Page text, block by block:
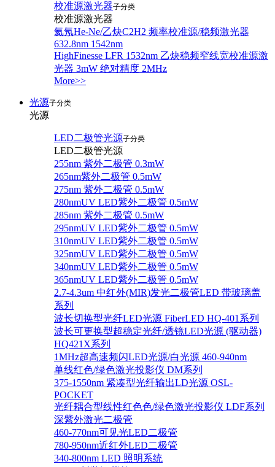
校准源激光器子分类
校准源激光器
氦氖He-Ne/乙炔C2H2 频率校准源/稳频激光器
632.8nm 1542nm
HighFinesse LFR 1532nm 乙炔稳频窄线宽校准源激
光器 3mW 绝对精度 2MHz
More>>
光源子分类
光源
LED二极管光源子分类
LED二极管光源
255nm 紫外二极管 0.3mW
265nm紫外二极管 0.5mW
275nm 紫外二极管 0.5mW
280nmUV LED紫外二极管 0.5mW
285nm 紫外二极管 0.5mW
295nmUV LED紫外二极管 0.5mW
310nmUV LED紫外二极管 0.5mW
325nmUV LED紫外二极管 0.5mW
340nmUV LED紫外二极管 0.5mW
365nmUV LED紫外二极管 0.5mW
2.7-4.3um 中红外(MIR)发光二极管LED 带玻璃盖
系列
波长切换型光纤LED光源 FiberLED HQ-401系列
波长可更换型超稳定光纤/透镜LED光源 (驱动器)
HQ421X系列
1MHz超高速频闪LED光源/白光源 460-940nm
单线红色/绿色激光投影仪 DM系列
375-1550nm 紧凑型光纤输出LD光源 OSL-
POCKET
光纤耦合型线性红色色/绿色激光投影仪 LDF系列
深紫外激光二极管
460-770nm可见光LED二极管
780-950nm近红外LED二极管
340-800nm LED 照明系统